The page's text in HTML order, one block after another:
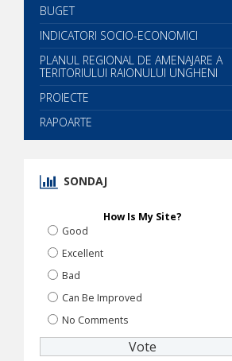
BUGET
INDICATORI SOCIO-ECONOMICI
PLANUL REGIONAL DE AMENAJARE A
TERITORIULUI RAIONULUI UNGHENI
PROIECTE
RAPOARTE
SONDAJ
How Is My Site?
Good
Excellent
Bad
Can Be Improved
No Comments